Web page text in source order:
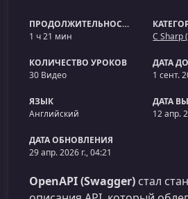
ПРОДОЛЖИТЕЛЬНОСТЬ
1 ч 21 мин
C Sharp
КОЛИЧЕСТВО УРОКОВ
30 Видео
ДАТА
1 сент.
ЯЗЫК
Английский
ДАТА
12 апр.
ДАТА ОБНОВЛЕНИЯ
29 апр. 2026 г., 04:21
OpenAPI (Swagger) стал